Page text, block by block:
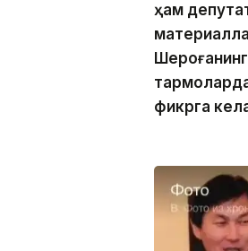
ҳам
фикрга